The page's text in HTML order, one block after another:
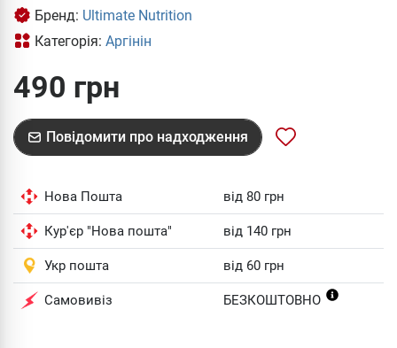
Бренд: Ultimate Nutrition
Категорія: Аргінін
490 грн
Повідомити про надходження
Нова Пошта від 80 грн
Кур'єр "Нова пошта" від 140 грн
Укр пошта від 60 грн
Самовивіз БЕЗКОШТОВНО